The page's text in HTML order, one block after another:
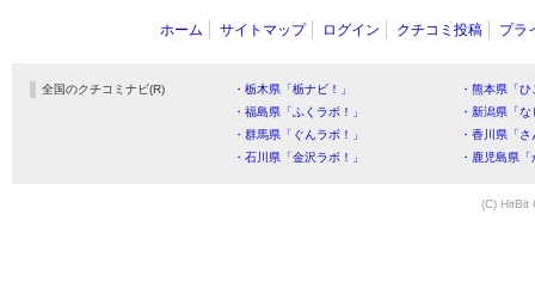
ホーム サイトマップ ログイン クチコミ投稿 プラ
全国のクチコミナビ(R) ・栃木県「栃ナビ！」
・熊本県「
・福島県「ふくラボ！」
・新潟県「
・群馬県「ぐんラボ！」
・香川県「
・石川県「金沢ラボ！」
・鹿児島県
(C) HitBit